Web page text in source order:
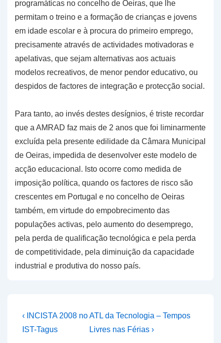
programáticas no concelho de Oeiras, que lhe
permitam o treino e a formação de crianças e jovens
em idade escolar e à procura do primeiro emprego,
precisamente através de actividades motivadoras e
apelativas, que sejam alternativas aos actuais
modelos recreativos, de menor pendor educativo, ou
despidos de factores de integração e protecção social.
Para tanto, ao invés destes desígnios, é triste recordar
que a AMRAD faz mais de 2 anos que foi liminarmente
excluída pela presente edilidade da Câmara Municipal
de Oeiras, impedida de desenvolver este modelo de
acção educacional. Isto ocorre como medida de
imposição política, quando os factores de risco são
crescentes em Portugal e no concelho de Oeiras
também, em virtude do empobrecimento das
populações activas, pelo aumento do desemprego,
pela perda de qualificação tecnológica e pela perda
de competitividade, pela diminuição da capacidade
industrial e produtiva do nosso país.
Navegação
de
Previous
Post
‹ INCISTA 2008 no
IST-Tagus
Next
Post
ATL da Tecnologia – Tempos
Livres nas Férias ›